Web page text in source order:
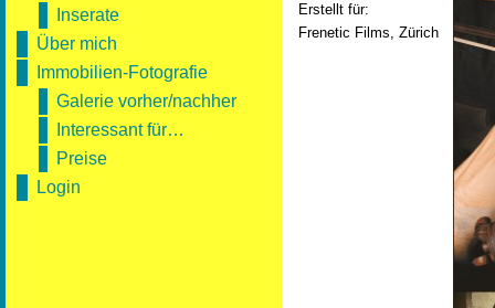
Inserate
Über mich
Immobilien-Fotografie
Galerie vorher/nachher
Interessant für…
Preise
Login
Erstellt für:
Frenetic Films, Zürich